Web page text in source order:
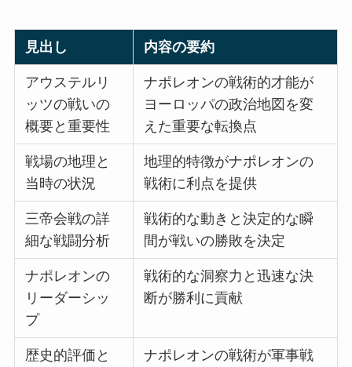
見出し 内容の要約
アウステルリ
ッツの戦いの
概要と重要性
ナポレオンの戦術的才能が
ヨーロッパの政治地図を変
えた重要な転換点
戦場の地理と
当時の状況
地理的特徴がナポレオンの
戦術に利点を提供
三帝会戦の詳
細な戦闘分析
戦術的な動きと決定的な瞬
間が戦いの勝敗を決定
ナポレオンの
リーダーシッ
プ
戦術的な洞察力と迅速な決
断が勝利に貢献
歴史的評価と
ナポレオンの戦術が軍事戦